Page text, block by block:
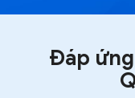
Đáp